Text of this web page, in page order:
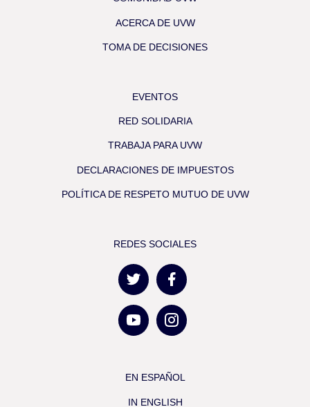
ACERCA DE UVW
TOMA DE DECISIONES
EVENTOS
RED SOLIDARIA
TRABAJA PARA UVW
DECLARACIONES DE IMPUESTOS
POLÍTICA DE RESPETO MUTUO DE UVW
REDES SOCIALES
EN ESPAÑOL
IN ENGLISH